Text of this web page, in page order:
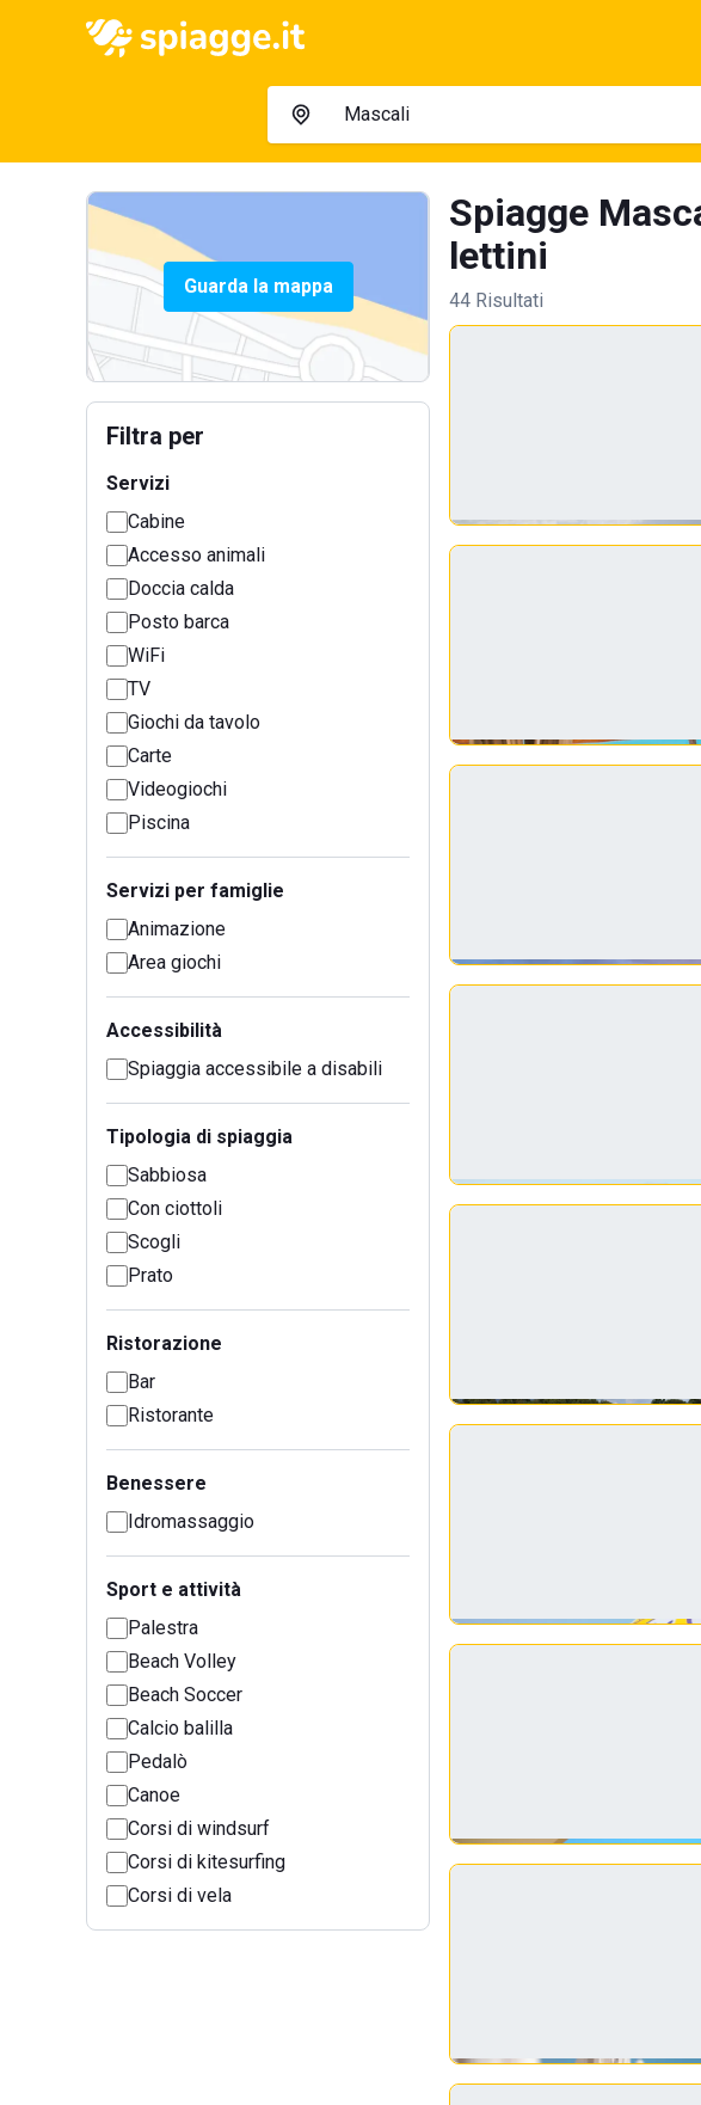
Guarda la mappa
Filtra per
Servizi
Cabine
Accesso animali
Doccia calda
Posto barca
WiFi
TV
Giochi da tavolo
Carte
Videogiochi
Piscina
Servizi per famiglie
Animazione
Area giochi
Accessibilità
Spiaggia accessibile a disabili
Tipologia di spiaggia
Sabbiosa
Con ciottoli
Scogli
Prato
Ristorazione
Bar
Ristorante
Benessere
Idromassaggio
Sport e attività
Palestra
Beach Volley
Beach Soccer
Calcio balilla
Pedalò
Canoe
Corsi di windsurf
Corsi di kitesurfing
Corsi di vela
Spiagge
lettini
44 Risultati